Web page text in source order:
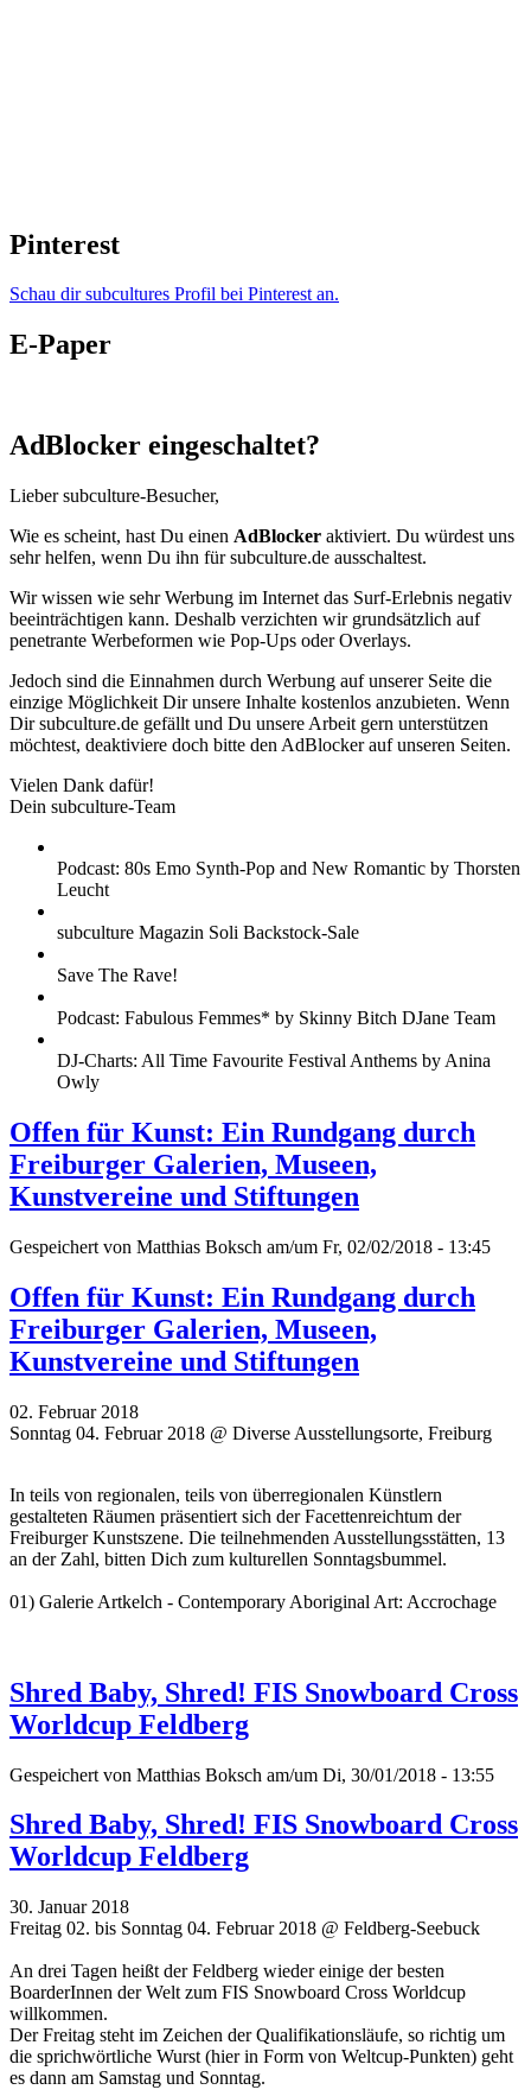
Pinterest
Schau dir subcultures Profil bei Pinterest an.
E-Paper
AdBlocker eingeschaltet?
Lieber subculture-Besucher,
Wie es scheint, hast Du einen AdBlocker aktiviert. Du würdest uns
sehr helfen, wenn Du ihn für subculture.de ausschaltest.
Wir wissen wie sehr Werbung im Internet das Surf-Erlebnis negativ
beeinträchtigen kann. Deshalb verzichten wir grundsätzlich auf
penetrante Werbeformen wie Pop-Ups oder Overlays.
Jedoch sind die Einnahmen durch Werbung auf unserer Seite die
einzige Möglichkeit Dir unsere Inhalte kostenlos anzubieten. Wenn
Dir subculture.de gefällt und Du unsere Arbeit gern unterstützen
möchtest, deaktiviere doch bitte den AdBlocker auf unseren Seiten.
Vielen Dank dafür!
Dein subculture-Team
Podcast: 80s Emo Synth-Pop and New Romantic by Thorsten
Leucht
subculture Magazin Soli Backstock-Sale
Save The Rave!
Podcast: Fabulous Femmes* by Skinny Bitch DJane Team
DJ-Charts: All Time Favourite Festival Anthems by Anina
Owly
Offen für Kunst: Ein Rundgang durch
Freiburger Galerien, Museen,
Kunstvereine und Stiftungen
Gespeichert von Matthias Boksch am/um Fr, 02/02/2018 - 13:45
Offen für Kunst: Ein Rundgang durch
Freiburger Galerien, Museen,
Kunstvereine und Stiftungen
02. Februar 2018
Sonntag 04. Februar 2018 @ Diverse Ausstellungsorte, Freiburg
In teils von regionalen, teils von überregionalen Künstlern
gestalteten Räumen präsentiert sich der Facettenreichtum der
Freiburger Kunstszene. Die teilnehmenden Ausstellungsstätten, 13
an der Zahl, bitten Dich zum kulturellen Sonntagsbummel.
01) Galerie Artkelch - Contemporary Aboriginal Art: Accrochage
Shred Baby, Shred! FIS Snowboard Cross
Worldcup Feldberg
Gespeichert von Matthias Boksch am/um Di, 30/01/2018 - 13:55
Shred Baby, Shred! FIS Snowboard Cross
Worldcup Feldberg
30. Januar 2018
Freitag 02. bis Sonntag 04. Februar 2018 @ Feldberg-Seebuck
An drei Tagen heißt der Feldberg wieder einige der besten
BoarderInnen der Welt zum FIS Snowboard Cross Worldcup
willkommen.
Der Freitag steht im Zeichen der Qualifikationsläufe, so richtig um
die sprichwörtliche Wurst (hier in Form von Weltcup-Punkten) geht
es dann am Samstag und Sonntag.